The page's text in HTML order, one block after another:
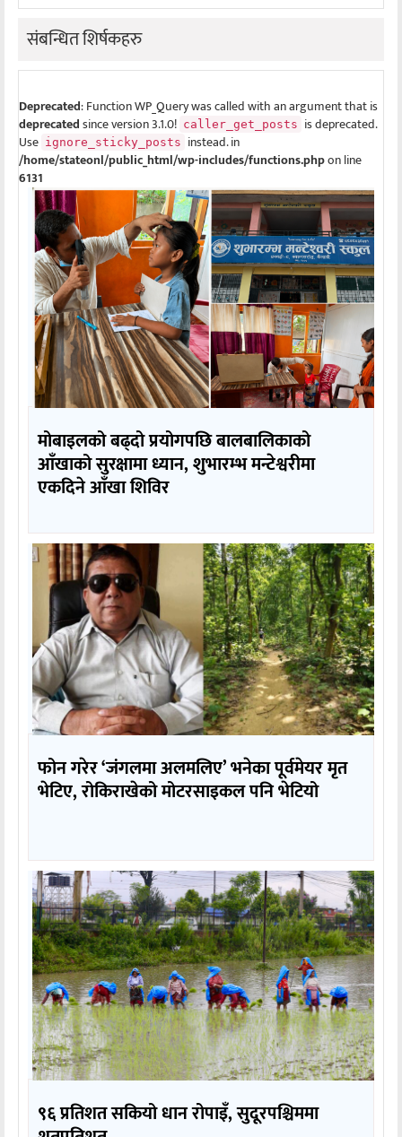
संबन्धित शिर्षकहरु
Deprecated: Function WP_Query was called with an argument that is
deprecatedsince version 3.1.0! caller_get_posts is deprecated.
Use ignore_sticky_posts instead. in
/home/stateonl/public_html/wp-includes/functions.phpon line
6131
मोबाइलको बढ्दो प्रयोगपछि बालबालिकाको
आँखाको सुरक्षामा ध्यान, शुभारम्भ मन्टेश्वरीमा
एकदिने आँखा शिविर
फोन गरेर ‘जंगलमा अलमलिए’ भनेका पूर्वमेयर मृत
भेटिए, रोकिराखेको मोटरसाइकल पनि भेटियो
९६ प्रतिशत सकियो धान रोपाइँ, सुदूरपश्चिममा